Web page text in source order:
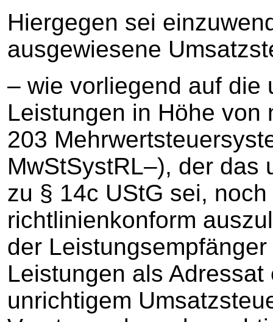
Hiergegen sei
ausgewiesene
– wie vorliegend auf die
Leistungen in Höhe von
203
MwStSystRL–), der das
zu § 14c UStG sei,
richtlinienkonform
der
Leistungen als
unrichtigem